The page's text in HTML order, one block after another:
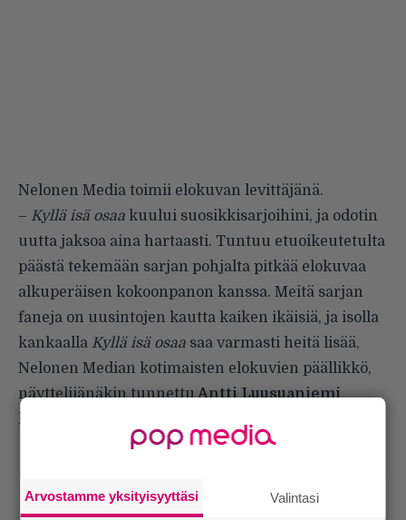
Nelonen Media toimii elokuvan levittäjänä.
– Kyllä isä osaa kuului suosikkisarjoihini, ja odotin
uutta jaksoa aina hartaasti. Tuntuu etuoikeutetulta
päästä tekemään sarjan pohjalta pitkää elokuvaa
alkuperäisen kokoonpanon kanssa. Meitä sarjan
faneja on uusintojen kautta kaiken ikäisiä, ja isolla
kankaalla Kyllä isä osaa saa varmasti heitä lisää,
Nelonen Median kotimaisten elokuvien päällikkö,
näyttelijänäkin tunnettuAntti Luusuaniemi
hehkuttaa.
Arvostamme yksityisyyttäsi Valintasi